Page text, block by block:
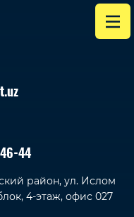
44
район, ул. Ислом
4-этаж, офис 027